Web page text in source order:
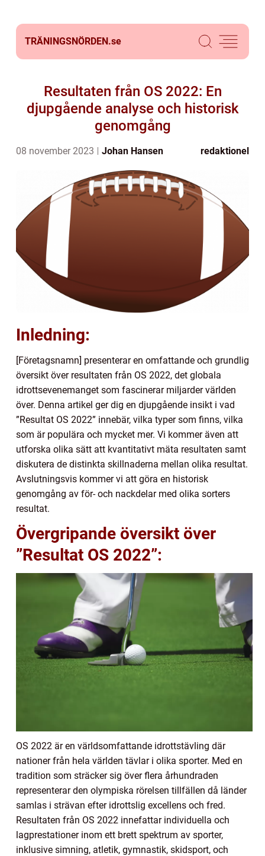
TRÄNINGSNÖRDEN.se
Resultaten från OS 2022: En
djupgående analyse och historisk
genomgång
08 november 2023 Johan Hansen redaktionel
Inledning:
[Företagsnamn] presenterar en omfattande och grundlig
översikt över resultaten från OS 2022, det globala
idrottsevenemanget som fascinerar miljarder världen
över. Denna artikel ger dig en djupgående insikt i vad
”Resultat OS 2022” innebär, vilka typer som finns, vilka
som är populära och mycket mer. Vi kommer även att
utforska olika sätt att kvantitativt mäta resultaten samt
diskutera de distinkta skillnaderna mellan olika resultat.
Avslutningsvis kommer vi att göra en historisk
genomgång av för- och nackdelar med olika sorters
resultat.
Övergripande översikt över
”Resultat OS 2022”:
OS 2022 är en världsomfattande idrottstävling där
nationer från hela världen tävlar i olika sporter. Med en
tradition som sträcker sig över flera århundraden
representerar den olympiska rörelsen tillfällen då länder
samlas i strävan efter idrottslig excellens och fred.
Resultaten från OS 2022 innefattar individuella och
lagprestationer inom ett brett spektrum av sporter,
inklusive simning, atletik, gymnastik, skidsport, och